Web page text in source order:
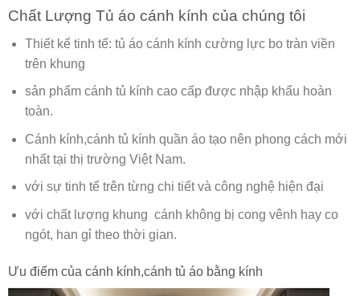
Chất Lượng Tủ áo cánh kính của chúng tôi
Thiết kế tinh tế: tủ áo cánh kính cường lực bo tràn viền
trên khung
sản phẩm cánh tủ kính cao cấp được nhập khẩu hoàn
toàn.
Cánh kính,cánh tủ kính quần áo tạo nên phong cách mới
nhất tại thị trường Việt Nam.
với sự tinh tế trên từng chi tiết và công nghệ hiện đại
với chất lượng khung cánh không bị cong vênh hay co
ngót, han gỉ theo thời gian.
Ưu điểm của cánh kính,cánh tủ áo bằng kính